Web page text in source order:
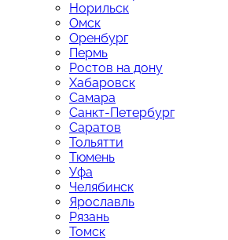
Норильск
Омск
Оренбург
Пермь
Ростов на дону
Хабаровск
Самара
Санкт-Петербург
Саратов
Тольятти
Тюмень
Уфа
Челябинск
Ярославль
Рязань
Томск